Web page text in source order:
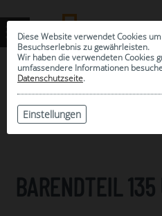
Diese Website verwendet Cookies
Besuchserlebnis zu gewährleisten.
Wir haben die verwendeten Cookies
umfassendere Informationen
Datenschutzseite.
Einstellungen
ARCHIV
BARENDTEIL 135